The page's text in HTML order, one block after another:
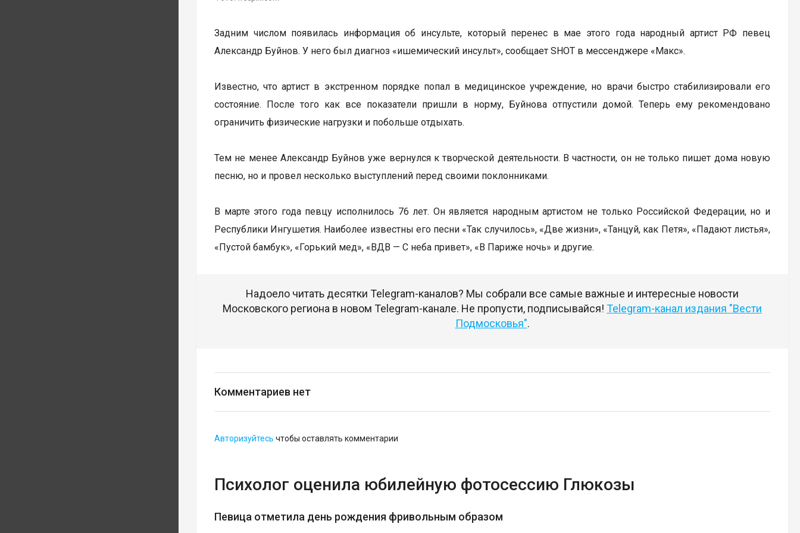
Задним числом появилась информация об инсульте, который перенес в мае этого года народный артист РФ певец
Александр Буйнов. У него был диагноз «ишемический инсульт», сообщает SHOT в мессенджере «Макс».
Известно, что артист в экстренном порядке попал в медицинское учреждение, но врачи быстро стабилизировали его
состояние. После того как все показатели пришли в норму, Буйнова отпустили домой. Теперь ему рекомендовано
ограничить физические нагрузки и побольше отдыхать.
Тем не менее Александр Буйнов уже вернулся к творческой деятельности. В частности, он не только пишет дома новую
песню, но и провел несколько выступлений перед своими поклонниками.
В марте этого года певцу исполнилось 76 лет. Он является народным артистом не только Российской Федерации, но и
Республики Ингушетия. Наиболее известны его песни «Так случилось», «Две жизни», «Танцуй, как Петя», «Падают листья»,
«Пустой бамбук», «Горький мед», «ВДВ — С неба привет», «В Париже ночь» и другие.
Надоело читать десятки Telegram-каналов? Мы собрали все самые важные и интересные новости
Московского региона в новом Telegram-канале. Не пропусти, подписывайся! Telegram-канал издания "Вести
Подмосковья".
Комментариев нет
Авторизуйтесь чтобы оставлять комментарии
Психолог оценила юбилейную фотосессию Глюкозы
Певица отметила день рождения фривольным образом